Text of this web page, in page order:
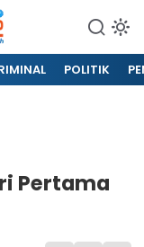
POLITIK
Pertama